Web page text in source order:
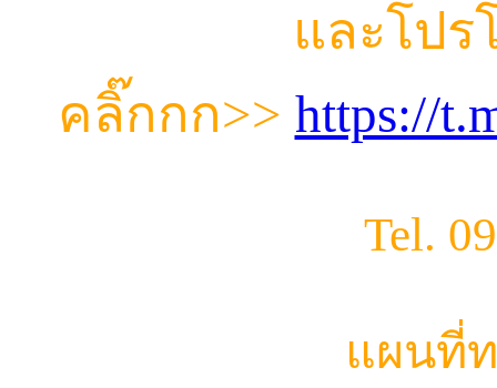
และโป
คลิ๊กกก>> https://
Tel.
แผนที่